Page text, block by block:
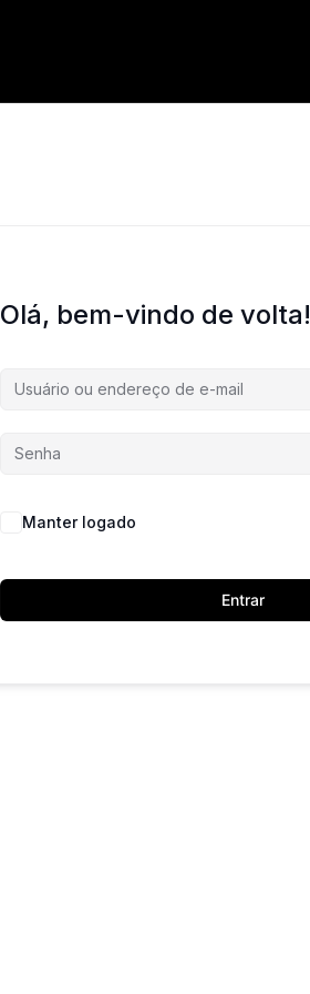
Olá, bem-vindo de volta!
Manter logado
Entrar